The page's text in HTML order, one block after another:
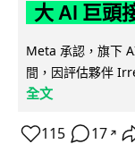
大 AI 巨頭
Meta 承認，旗下
間，因評估夥伴
全文
115 17 ↗